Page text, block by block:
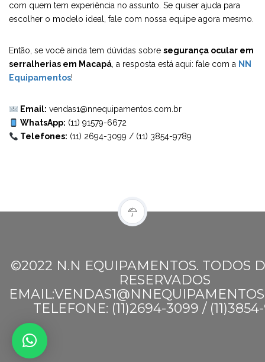
com quem tem experiência no assunto. Se quiser ajuda para
escolher o modelo ideal, fale com nossa equipe agora mesmo.
Então, se você ainda tem dúvidas sobre segurança ocular em
serralherias em Macapá, a resposta está aqui: fale com a NN
Equipamentos!
Email: vendas1@nnequipamentos.com.br
WhatsApp: (11) 91579-6672
Telefones: (11) 2694-3099 / (11) 3854-9789
©2022 N.N EQUIPAMENTOS. TODOS
RESERVADOS
TELEFONE: (11)2694-3099 /